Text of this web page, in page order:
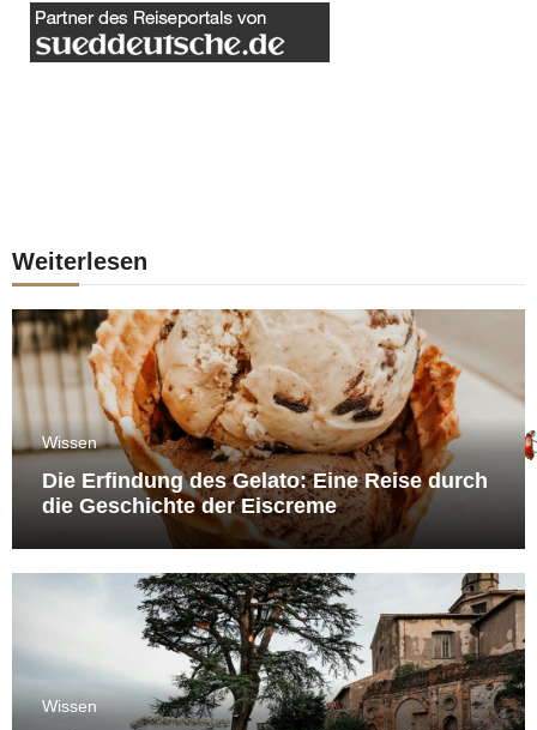
Weiterlesen
Wissen
Die Erfindung des Gelato: Eine Reise durch
die Geschichte der Eiscreme
Wissen